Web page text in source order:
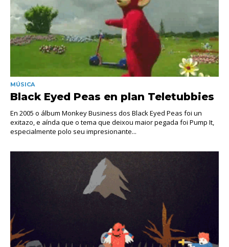
MÚSICA
Black Eyed Peas en plan Teletubbies
En 2005 o álbum Monkey Business dos Black Eyed Peas foi un
exitazo, e aínda que o tema que deixou maior pegada foi Pump It,
especialmente polo seu impresionante...